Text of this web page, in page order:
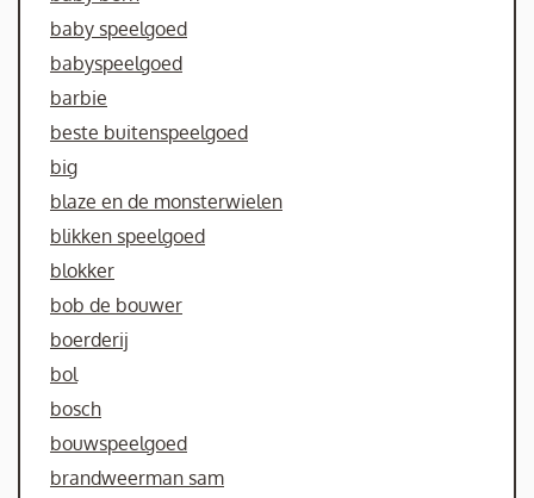
baby speelgoed
babyspeelgoed
barbie
beste buitenspeelgoed
big
blaze en de monsterwielen
blikken speelgoed
blokker
bob de bouwer
boerderij
bol
bosch
bouwspeelgoed
brandweerman sam